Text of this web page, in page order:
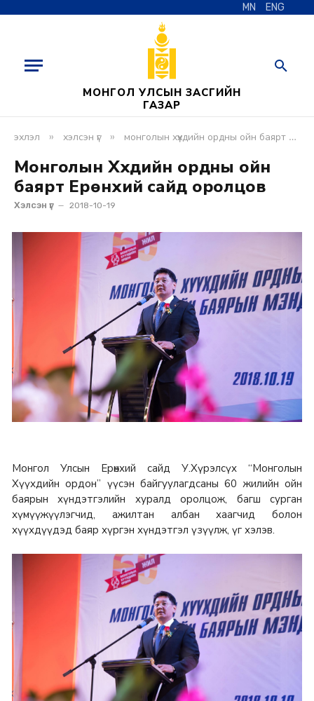
MN ENG
МОНГОЛ УЛСЫН ЗАСГИЙН
ГАЗАР
эхлэл » хэлсэн үг » монголын хүүхдийн ордны ойн баярт ерөнхий сайд оролцов
Монголын Хүүхдийн ордны ойн
баярт Ерөнхий сайд оролцов
Хэлсэн үг 2018-10-19
Монгол Улсын Ерөнхий сайд У.Хүрэлсүх “Монголын
Хүүхдийн ордон” үүсэн байгуулагдсаны 60 жилийн ойн
баярын хүндэтгэлийн хуралд оролцож, багш сурган
хүмүүжүүлэгчид, ажилтан албан хаагчид болон
хүүхдүүдэд баяр хүргэн хүндэтгэл үзүүлж, үг хэлэв.